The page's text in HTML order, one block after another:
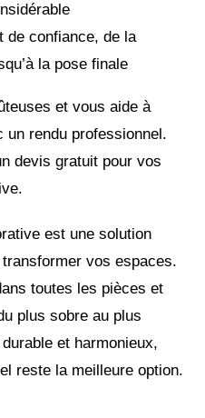
de confiance, de la
la pose finale
et vous aide à
rendu professionnel.
devis gratuit pour vos
est une solution
vos espaces.
toutes les pièces et
plus sobre au plus
et harmonieux,
reste la meilleure option.